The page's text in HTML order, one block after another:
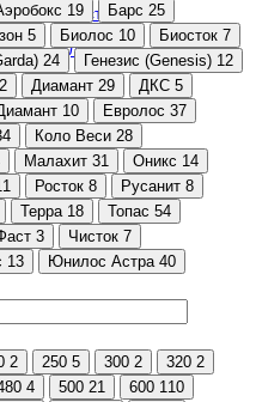
мини-гостиницы
Для аптек
Для АЗС
19 Барс 25
5 Биолос 10 Биосток 7
24 Генезис (Genesis) 12
Диамант 29 ДКС 5
10 Евролос 37
Коло Веси 28
Малахит 31 Оникс 14
Росток 8 Русанит 8
Терра 18 Топас 54
3 Чисток 7
13 Юнилос Астра 40
2 250 5 300 2 320 2
4 500 21 600 110